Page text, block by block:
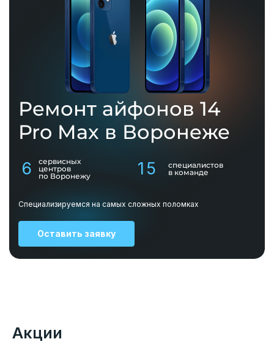
Ремонт айфонов 14
Pro Max в Воронеже
6
сервисных
центров
по Воронежу
15
специалистов
в команде
Специализируемся на самых сложных поломках
Оставить заявку
Акции